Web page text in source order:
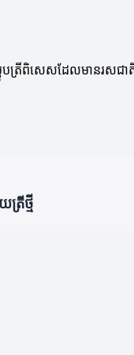
ម្ហូបត្រីពិសេសដែលមានរស
រីថ្មី